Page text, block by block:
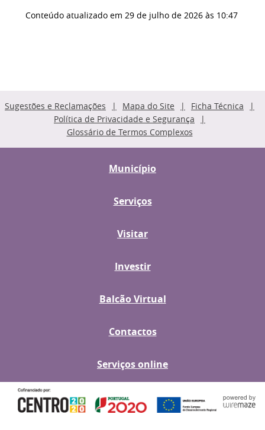
Conteúdo atualizado em 29 de julho de 2026 às 10:47
Sugestões e Reclamações Mapa do Site
Ficha Técnica
Política de Privacidade e Segurança
Glossário de Termos Complexos
Município
Serviços
Visitar
Investir
Balcão Virtual
Contactos
Serviços online